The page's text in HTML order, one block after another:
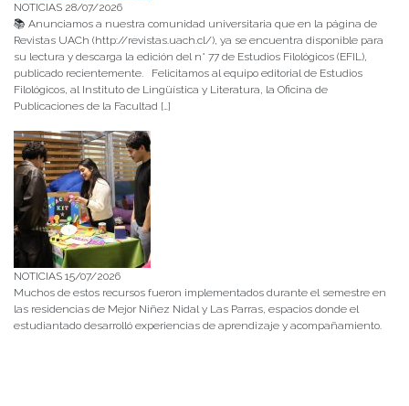
NOTICIAS 28/07/2026
📚 Anunciamos a nuestra comunidad universitaria que en la página de
Revistas UACh (http://revistas.uach.cl/), ya se encuentra disponible para
su lectura y descarga la edición del n° 77 de Estudios Filológicos (EFIL),
publicado recientemente. Felicitamos al equipo editorial de Estudios
Filológicos, al Instituto de Lingüística y Literatura, la Oficina de
Publicaciones de la Facultad […]
NOTICIAS 15/07/2026
Muchos de estos recursos fueron implementados durante el semestre en
las residencias de Mejor Niñez Nidal y Las Parras, espacios donde el
estudiantado desarrolló experiencias de aprendizaje y acompañamiento.